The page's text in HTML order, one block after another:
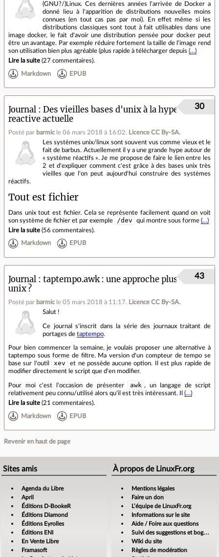
(GNU?/)Linux. Ces dernières années l'arrivée de Docker a
donné lieu à l'apparition de distributions nouvelles moins
connues (en tout cas pas par moi). En effet même si les
distributions classiques sont tout à fait utilisables dans une
image docker, le fait d'avoir une distribution pensée pour docker peut
être un avantage. Par exemple réduire fortement la taille de l'image rend
son utilisation bien plus agréable (plus rapide à télécharger depuis (…)
Lire la suite (27 commentaires).
Markdown EPUB
Journal
Des vieilles bases d'unix à la hype
reactive actuelle
Posté par barmic le 06 mars 2018 à 16:02. Licence CC By‑SA.
30
Les systèmes unix/linux sont souvent vus comme vieux et le
fait de barbus. Actuellement il y a une grande hype autour de
« système réactifs ». Je me propose de faire le lien entre les
2 et d'expliquer comment c'est grâce à des bases unix très
vieilles que l'on peut aujourd'hui construire des systèmes
réactifs.
Tout est fichier
Dans unix tout est fichier. Cela se représente facilement quand on voit
son système de fichier et par exemple
/dev qui montre sous forme (…)
Lire la suite (56 commentaires).
Markdown EPUB
Journal
taptempo.awk : une approche plus
unix ?
Posté par barmic le 05 mars 2018 à 11:17. Licence CC By‑SA.
43
Salut !
Ce journal s'inscrit dans la série des journaux traitant de
portages de taptempo.
Pour bien commencer la semaine, je voulais proposer une alternative à
taptempo sous forme de filtre. Ma version d'un compteur de tempo se
base sur l'outil
xev
et ne possède aucune option. Il est plus rapide de
modifier directement le script que d'en modifier.
Pour moi c'est l'occasion de présenter awk , un langage de script
relativement peu connu/utilisé alors qu'il est très intéressant. Il (…)
Lire la suite (21 commentaires).
Markdown EPUB
Revenir en haut de page
Sites amis
Agenda du Libre
April
Éditions D-BookeR
Éditions Diamond
Éditions Eyrolles
Éditions ENI
En Vente Libre
Framasoft
À propos de LinuxFr.org
Mentions légales
Faire un don
L’équipe de LinuxFr.org
Informations sur le site
Aide / Foire aux questions
Suivi des suggestions et bogues
Wiki du site
Règles de modération